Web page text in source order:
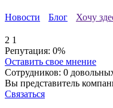
Новости Блог Хочу
2 1
Репутация: 0%
Оставить свое мнение
Сотрудников: 0
Вы представитель
Связаться